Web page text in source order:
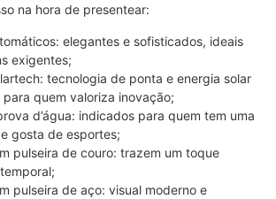
na hora de presentear:
elegantes e sofisticados, ideais
exigentes;
tecnologia de ponta e energia solar
quem valoriza inovação;
d’água: indicados para quem tem uma
gosta de esportes;
pulseira de couro: trazem um toque
pulseira de aço: visual moderno e